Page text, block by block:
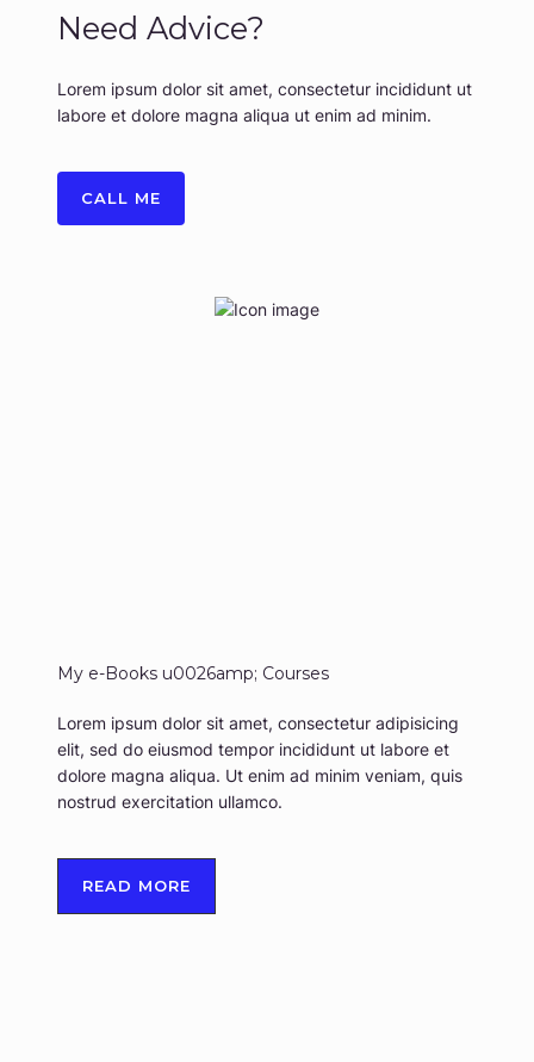
Need Advice?
Lorem ipsum dolor sit amet, consectetur incididunt ut
labore et dolore magna aliqua ut enim ad minim.
CALL ME
My e-Books u0026amp; Courses
Lorem ipsum dolor sit amet, consectetur adipisicing
elit, sed do eiusmod tempor incididunt ut labore et
dolore magna aliqua. Ut enim ad minim veniam, quis
nostrud exercitation ullamco.
READ MORE